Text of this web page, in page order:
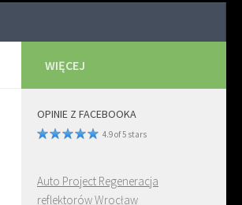
WIĘCEJ
OPINIE Z FACEBOOKA
4.9 of 5 stars
Auto Project Regeneracja
reflektorów Wrocław